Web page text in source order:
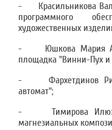
- Красильникова
программного
художественных
- Юшкова Мария
площадка "Винни-Пух и
- Фархетдинов
автомат";
- Тимирова Илюза
магнезиальных